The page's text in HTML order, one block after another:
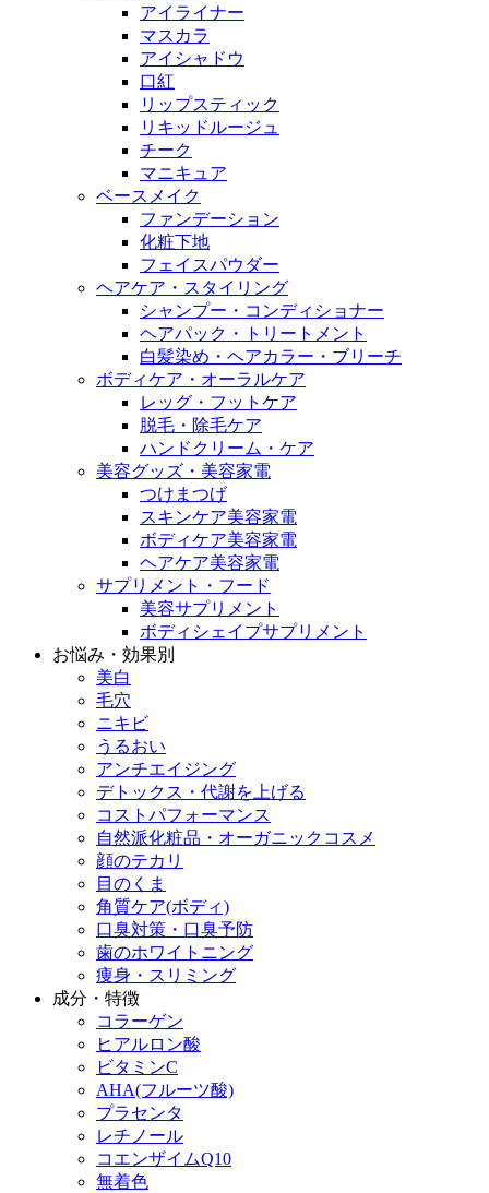
アイライナー
マスカラ
アイシャドウ
口紅
リップスティック
リキッドルージュ
チーク
マニキュア
ベースメイク
ファンデーション
化粧下地
フェイスパウダー
ヘアケア・スタイリング
シャンプー・コンディショナー
ヘアパック・トリートメント
白髪染め・ヘアカラー・ブリーチ
ボディケア・オーラルケア
レッグ・フットケア
脱毛・除毛ケア
ハンドクリーム・ケア
美容グッズ・美容家電
つけまつげ
スキンケア美容家電
ボディケア美容家電
ヘアケア美容家電
サプリメント・フード
美容サプリメント
ボディシェイプサプリメント
お悩み・効果別
美白
毛穴
ニキビ
うるおい
アンチエイジング
デトックス・代謝を上げる
コストパフォーマンス
自然派化粧品・オーガニックコスメ
顔のテカリ
目のくま
角質ケア(ボディ)
口臭対策・口臭予防
歯のホワイトニング
痩身・スリミング
成分・特徴
コラーゲン
ヒアルロン酸
ビタミンC
AHA(フルーツ酸)
プラセンタ
レチノール
コエンザイムQ10
無着色